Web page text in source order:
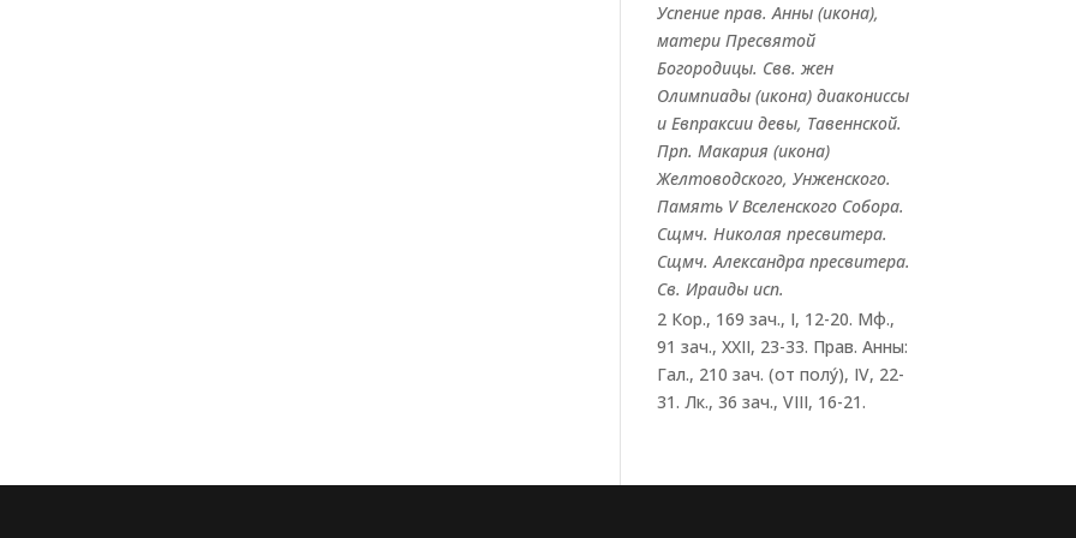
Успение прав.Анны(икона),
матери Пресвятой
Богородицы. Свв. жен
Олимпиады(икона) диакониссы
и Евпраксиидевы, Тавеннской.
Прп. Макария (икона)
Желтоводского, Унженского.
Память V Вселенского Собора.
Сщмч. Николая пресвитера.
Сщмч.Александрапресвитера.
Св. Ираидыисп.
2 Кор., 169 зач., I, 12-20. Мф.,
91 зач., XXII, 23-33. Прав. Анны:
Гал., 210 зач. (от полу́), IV, 22-
31. Лк., 36 зач., VIII, 16-21.